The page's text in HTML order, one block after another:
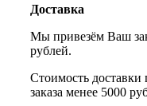
Доставка
Мы привезём Ваш
рублей.
Стоимость
заказа менее 5000